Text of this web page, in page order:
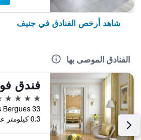
شاهد أرخص الفنادق في جنيف
الفنادق الموصى بها
5 نجوم
0.3 كيلومتر عن وسط المدينة